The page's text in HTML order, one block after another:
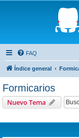
FAQ
Índice general
Formicarios
Nuevo Tema